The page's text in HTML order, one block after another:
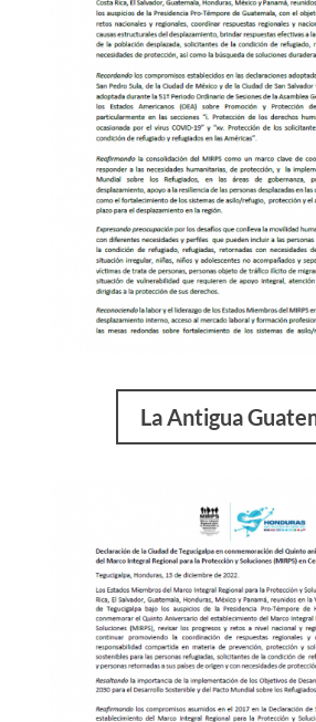
La Antigua